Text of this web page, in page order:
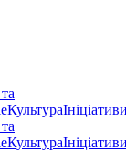
Культура
Культура